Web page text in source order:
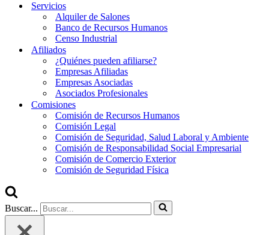
Servicios
Alquiler de Salones
Banco de Recursos Humanos
Censo Industrial
Afiliados
¿Quiénes pueden afiliarse?
Empresas Afiliadas
Empresas Asociadas
Asociados Profesionales
Comisiones
Comisión de Recursos Humanos
Comisión Legal
Comisión de Seguridad, Salud Laboral y Ambiente
Comisión de Responsabilidad Social Empresarial
Comisión de Comercio Exterior
Comisión de Seguridad Física
Buscar...